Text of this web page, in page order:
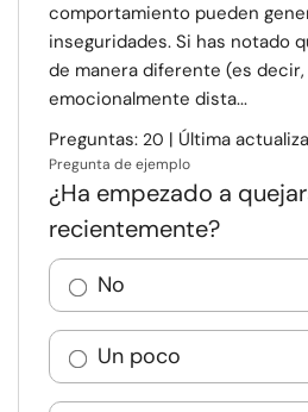
comportamiento pueden
inseguridades. Si has notado
de manera diferente (es decir,
emocionalmente dista...
Preguntas: 20 | Última
Pregunta de ejemplo
¿Ha empezado a
recientemente?
No
Un poco